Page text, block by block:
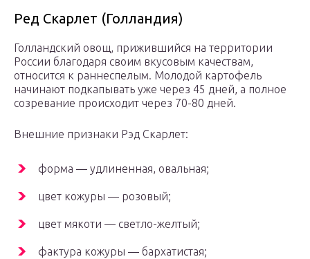
Ред Скарлет (Голландия)
Голландский овощ, прижившийся на территории
России благодаря своим вкусовым качествам,
относится к раннеспелым. Молодой картофель
начинают подкапывать уже через 45 дней, а полное
созревание происходит через 70-80 дней.
Внешние признаки Рэд Скарлет:
форма — удлиненная, овальная;
цвет кожуры — розовый;
цвет мякоти — светло-желтый;
фактура кожуры — бархатистая;